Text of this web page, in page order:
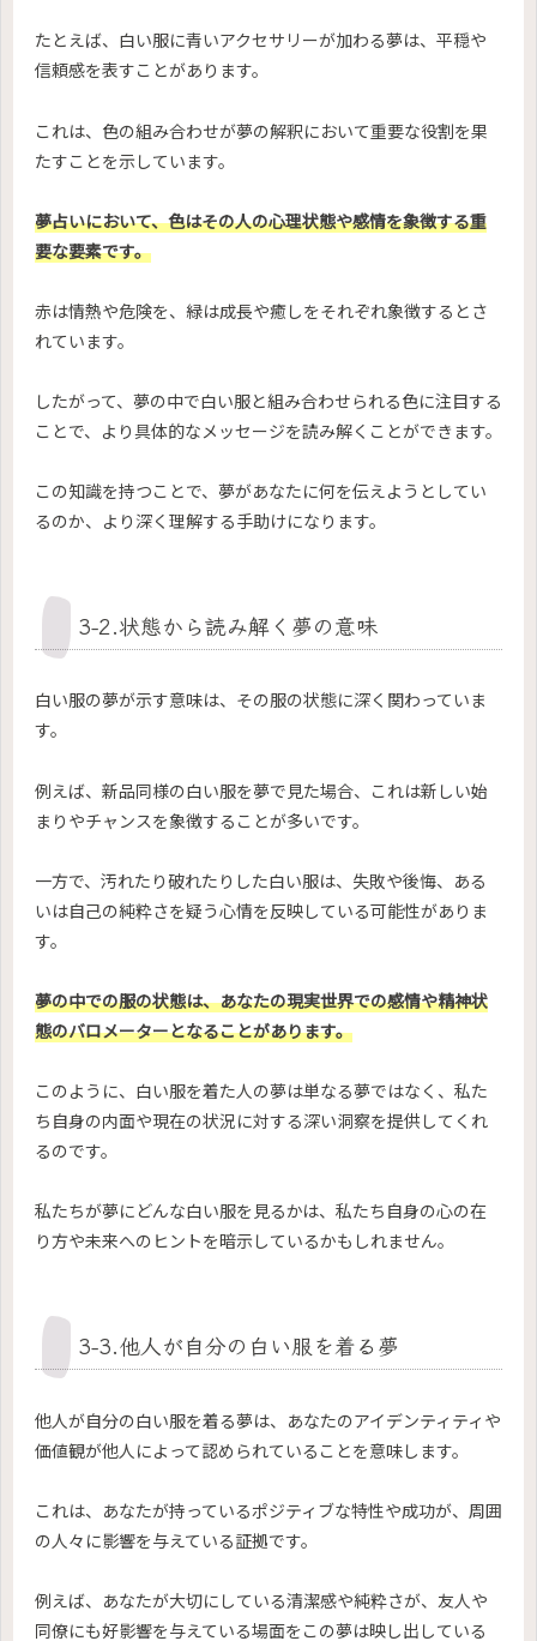
たとえば、白い服に青いアクセサリーが加わる夢は、平穏や
信頼感を表すことがあります。
これは、色の組み合わせが夢の解釈において重要な役割を果
たすことを示しています。
夢占いにおいて、色はその人の心理状態や感情を象徴する重
要な要素です。
赤は情熱や危険を、緑は成長や癒しをそれぞれ象徴するとさ
れています。
したがって、夢の中で白い服と組み合わせられる色に注目する
ことで、より具体的なメッセージを読み解くことができます。
この知識を持つことで、夢があなたに何を伝えようとしてい
るのか、より深く理解する手助けになります。
3-2.状態から読み解く夢の意味
白い服の夢が示す意味は、その服の状態に深く関わっていま
す。
例えば、新品同様の白い服を夢で見た場合、これは新しい始
まりやチャンスを象徴することが多いです。
一方で、汚れたり破れたりした白い服は、失敗や後悔、ある
いは自己の純粋さを疑う心情を反映している可能性がありま
す。
夢の中での服の状態は、あなたの現実世界での感情や精神状
態のバロメーターとなることがあります。
このように、白い服を着た人の夢は単なる夢ではなく、私た
ち自身の内面や現在の状況に対する深い洞察を提供してくれ
るのです。
私たちが夢にどんな白い服を見るかは、私たち自身の心の在
り方や未来へのヒントを暗示しているかもしれません。
3-3.他人が自分の白い服を着る夢
他人が自分の白い服を着る夢は、あなたのアイデンティティや
価値観が他人によって認められていることを意味します。
これは、あなたが持っているポジティブな特性や成功が、周囲
の人々に影響を与えている証拠です。
例えば、あなたが大切にしている清潔感や純粋さが、友人や
同僚にも好影響を与えている場面をこの夢は映し出している